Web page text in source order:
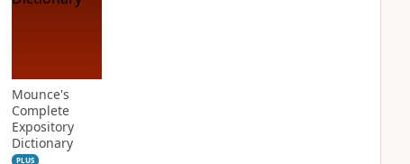
Mounce's
Complete
Expository
Dictionary
PLUS